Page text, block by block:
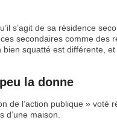
s’agit de sa résidence
secondaires comme des
squatté est différente,
la donne
de l’action publique » voté
d’une maison.